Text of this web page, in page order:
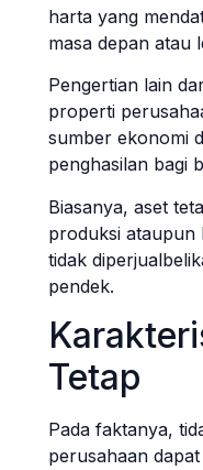
harta yang
masa depan atau
Pengertian lain
properti
sumber ekonomi
penghasilan bagi
Biasanya, aset
produksi ataupun
tidak
pendek.
Tetap
Pada faktanya,
perusahaan